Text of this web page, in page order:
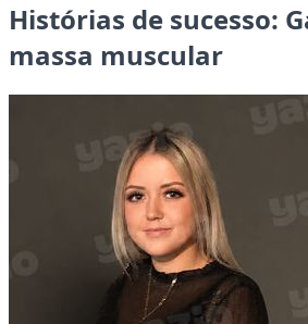
Histórias de sucesso:
massa muscular